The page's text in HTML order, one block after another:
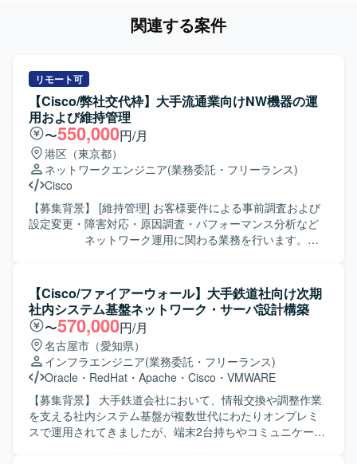
関連する案件
リモート可
【Cisco/弊社交代枠】大手流通業向けNW機器の運
用および維持管理
〜550,000円/月
港区（東京都）
ネットワークエンジニア(業務委託・フリーランス)
Cisco
【募集背景】 [維持管理] お客様要件による事前調査および
設定変更・障害対応・原因調査・パフォーマンス分析など
ネットワーク運用に関わる業務を行います。
【Cisco/ファイアーウォール】大手鉄道社向け次期
社内システム基盤ネットワーク・サーバ設計構築
〜570,000円/月
名古屋市（愛知県）
インフラエンジニア(業務委託・フリーランス)
Oracle ・ RedHat ・ Apache ・ Cisco ・ VMWARE
【募集背景】 大手鉄道会社において、情報交換や調整作業
を支える社内システム基盤が複数世代にわたりオンプレミ
スで運用されてきましたが、端末2台持ちやコミュニケーシ